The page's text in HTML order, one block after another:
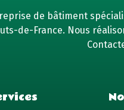
de bâtiment
de-France. Nous